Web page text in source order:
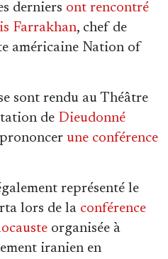
derniers ont rencontré
Farrakhan, chef de
américaine Nation of
sont rendu au Théâtre
de Dieudonné
une conférence
représenté le
lors de la conférence
organisée à
iranien en